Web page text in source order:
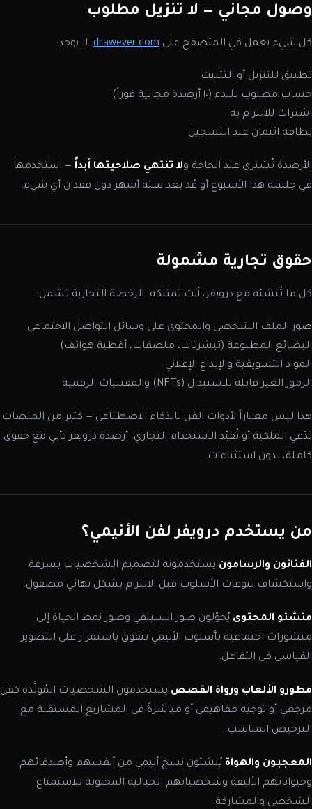
وصول مجاني — لا تنزيل مطلوب
كل شيء يعمل في المتصفح على drawever.com. لا يوجد:
تطبيق للتنزيل أو التثبيت
حساب مطلوب للبدء (١٠ أرصدة مجانية فوراً)
اشتراك للالتزام به
بطاقة ائتمان عند التسجيل
الأرصدة تُشترى عند الحاجة ولا تنتهي صلاحيتها أبداً — استخدمها
في جلسة هذا الأسبوع أو عُد بعد ستة أشهر دون فقدان أي شيء.
حقوق تجارية مشمولة
كل ما تُنشئه مع درويفر، أنت تمتلكه. الرخصة التجارية تشمل:
صور الملف الشخصي والمحتوى على وسائل التواصل الاجتماعي
البضائع المطبوعة (تيشرتات، ملصقات، أغطية هواتف)
المواد التسويقية والإبداع الإعلاني
الرموز الغير قابلة للاستبدال (NFTs) والمقتنيات الرقمية
هذا ليس معياراً لأدوات الفن بالذكاء الاصطناعي — كثير من المنصات
تدّعي الملكية أو تُقيّد الاستخدام التجاري. أرصدة درويفر تأتي مع حقوق
كاملة، بدون استثناءات.
من يستخدم درويفر لفن الأنيمي؟
الفنانون والرسامون يستخدمونه لتصميم الشخصيات بسرعة
واستكشاف تنوعات الأسلوب قبل الالتزام بشكل نهائي مصقول.
منشئو المحتوى يُحوّلون صور السيلفي وصور نمط الحياة إلى
منشورات اجتماعية بأسلوب الأنيمي تتفوق باستمرار على التصوير
القياسي في التفاعل.
مطورو الألعاب ورواة القصص يستخدمون الشخصيات المُولَّدة كفن
مرجعي أو توجيه مفاهيمي أو مباشرةً في المشاريع المستقلة مع
الترخيص المناسب.
المعجبون والهواة يُنشئون نسخ أنيمي من أنفسهم وأصدقائهم
وحيواناتهم الأليفة وشخصياتهم الخيالية المحبوبة للاستمتاع
الشخصي والمشاركة.